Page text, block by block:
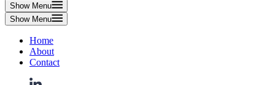
Show Menu
Show Menu
Home
About
Contact